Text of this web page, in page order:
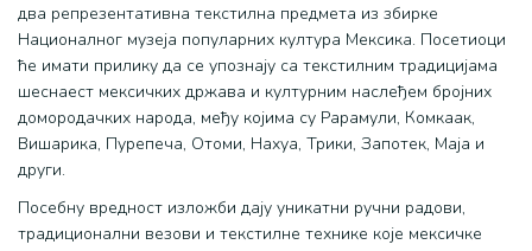
два репрезентативна текстилна предмета из збирке
Националног музеја популарних култура Мексика. Посетиоци
ће имати прилику да се упознају са текстилним традицијама
шеснаест мексичких држава и културним наслеђем бројних
домородачких народа, међу којима су Рарамули, Комкаак,
Вишарика, Пурепеча, Отоми, Нахуа, Трики, Запотек, Маја и
други.
Посебну вредност изложби дају уникатни ручни радови,
традиционални везови и текстилне технике које мексичке